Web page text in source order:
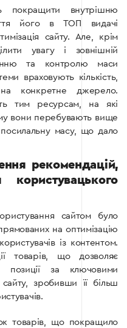
покращити внутрішню
його в ТОП видачі
сайту. Але, крім
увагу і зовнішній
та контролю маси
враховують кількість,
на конкретне джерело.
тим ресурсам, на які
вони перебувають вище
масу, що дало
рекомендацій,
сайтом було
на оптимізацію
із контентом.
товарів, що дозволяє
позиції за ключовими
зробивши її більш
товарів, що покращило